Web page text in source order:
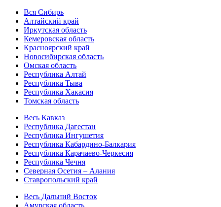
Вся Сибирь
Алтайский край
Иркутская область
Кемеровская область
Красноярский край
Новосибирская область
Омская область
Республика Алтай
Республика Тыва
Республика Хакасия
Томская область
Весь Кавказ
Республика Дагестан
Республика Ингушетия
Республика Кабардино-Балкария
Республика Карачаево-Черкесия
Республика Чечня
Северная Осетия – Алания
Ставропольский край
Весь Дальний Восток
Амурская область